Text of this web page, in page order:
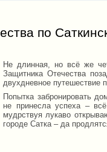
по
Не длинная, но всё же
Защитника Отечества
двухдневное путешествие
Попытка забронировать
не принесла успеха –
мудрствуя лукаво
городе Сатка – да